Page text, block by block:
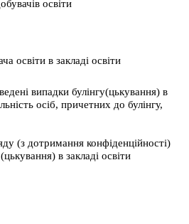
освіти
освіти в закладі освіти
випадки булінгу(цькування) в
осіб, причетних до булінгу,
(з дотримання конфіденційності)
в закладі освіти